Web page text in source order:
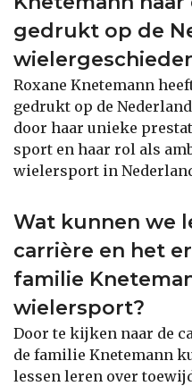
gedrukt op de
Roxane Knetemann
gedrukt op de
door haar unieke
sport en haar rol als
wielersport in
Wat kunnen we
carrière en het
familie
wielersport?
Door te kijken naar de
de familie Knetemann
lessen leren over